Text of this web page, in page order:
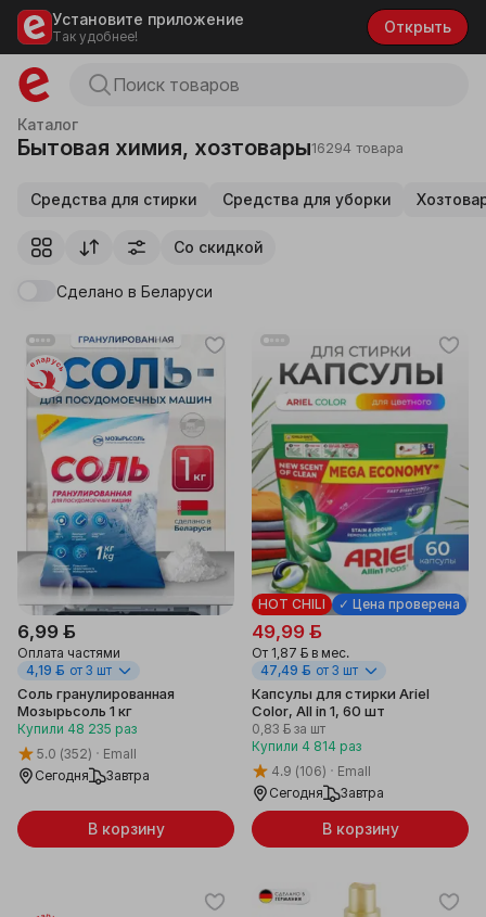
Установите приложение
Так удобнее!
Открыть
Каталог
Бытовая химия, хозтовары16294 товара
Средства для стирки Средства для уборки
Со скидкой
Сделано в Беларуси
Беларусь
6,99 ƃ
Оплата частями
4,19 ƃ от 3 шт
Соль гранулированная
Мозырьсоль 1 кг
Купили 48 235 раз
5.0 (352)
Emall
Сегодня
Завтра
В корзину
✓ Цена проверена
HOT CHILI
49,99 ƃ
От 1,87 ƃ в мес.
47,49 ƃ от 3 шт
Капсулы для стирки Ariel
Color, All in 1, 60 шт
0,83 ƃ за шт
Купили 4 814 раз
4.9 (106)
Emall
Сегодня
Завтра
В корзину